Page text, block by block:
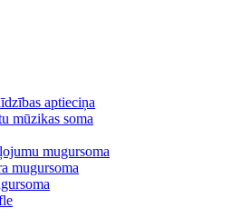
aptieciņa
mūzikas soma
mugursoma
mugursoma